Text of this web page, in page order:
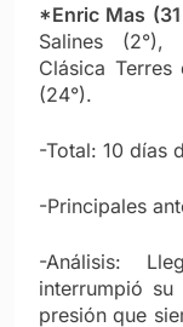
*Enric Mas
Salines (2°),
Clásica
(24°).
-Total: 10 días
-Principales
-Análisis:
interrumpió
presión que